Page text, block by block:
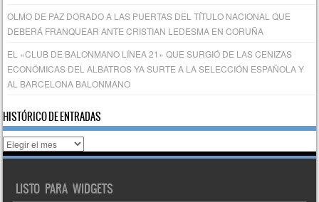
OLMO DE PAZ DORADO A LAS PUERTAS DEL TÍTULO NACIONAL QUE
DEBERÁ FRANQUEAR ANTE CRISTIAN LEDESMA EN CORUÑA
EL «CLUB DE BALONMANO LÍNEA 21» QUE SURGIÓ DE LAS CENIZAS
ECONÓMICAS DEL ALBATROS YA SURTE A LA SELECCIÓN ESPAÑOLA Y
AL BARCELONA BALONMANO
HISTÓRICO DE ENTRADAS
Histórico
de
LISTO PARA WIDGETS